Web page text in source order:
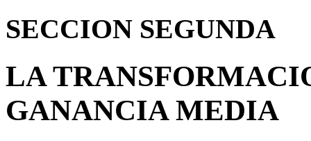
SECCION SEGUNDA
LA
GANANCIA MEDIA